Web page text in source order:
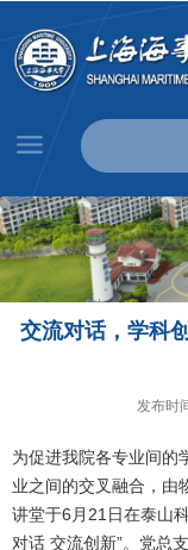
交流对话，学科
发布时
为促进我院各专业间的
业之间的交叉融合，由
讲堂于6月21日在泰山
对话 交流创新”。党总